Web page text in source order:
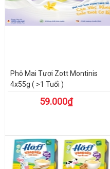
Phô Mai Tươi Zott Montinis
4x55g ( >1 Tuổi )
59.000₫